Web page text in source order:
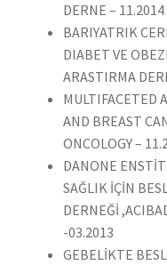
DERNE – 11.2014
BARIYATRIK
DIABET VE
ARASTIRMA
MULTIFACETED
AND BREAST
ONCOLOGY –
DANONE
SAĞLIK İÇİN
DERNEĞİ
-03.2013
GEBELİKTE